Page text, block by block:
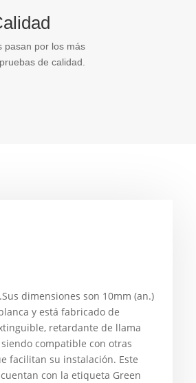
pasan por los más
de calidad.
dimensiones son 10mm (an.)
y está fabricado de
retardante de llama
compatible con otras
facilitan su instalación. Este
con la etiqueta Green